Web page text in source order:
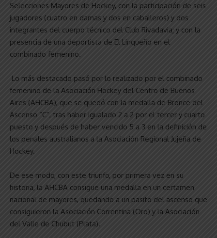
Selecciones Mayores de Hockey, con la participación de seis
jugadores (cuatro en damas y dos en caballeros) y dos
integrantes del cuerpo técnico del Club Rivadavia; y con la
presencia de una deportista de El Linqueño en el
combinado femenino.
Lo más destacado pasó por lo realizado por el combinado
femenino de la Asociación Hockey del Centro de Buenos
Aires (AHCBA), que se quedó con la medalla de Bronce del
Ascenso “C”, tras haber igualado 2 a 2 por el tercer y cuarto
puesto y después de haber vencido 5 a 3 en la definición de
los penales australianos a la Asociación Regional Jujeña de
Hockey.
De ese modo, con este triunfo, por primera vez en su
historia, la AHCBA consigue una medalla en un certamen
nacional de mayores, quedando a un pasito del ascenso que
consiguieron la Asociación Correntina (Oro) y la Asociación
del Valle de Chubut (Plata).